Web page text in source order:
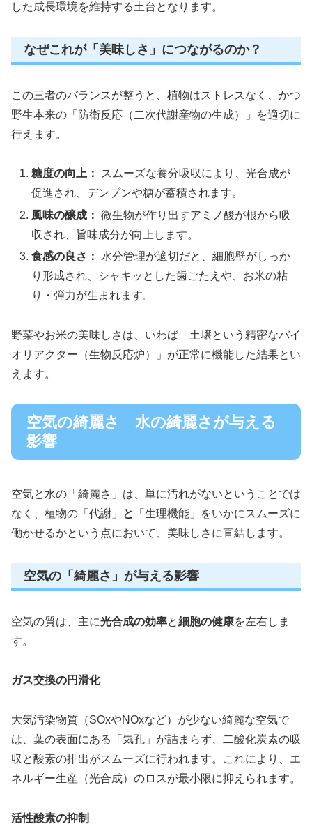
した成長環境を維持する土台となります。
なぜこれが「美味しさ」につながるのか？
この三者のバランスが整うと、植物はストレスなく、かつ
野生本来の「防衛反応（二次代謝産物の生成）」を適切に
行えます。
糖度の向上：
スムーズな養分吸収により、光合成が
促進され、デンプンや糖が蓄積されます。
風味の醸成： 微生物が作り出すアミノ酸が根から吸
収され、旨味成分が向上します。
食感の良さ：
水分管理が適切だと、細胞壁がしっか
り形成され、シャキッとした歯ごたえや、お米の粘
り・弾力が生まれます。
野菜やお米の美味しさは、いわば「土壌という精密なバイ
オリアクター（生物反応炉）」が正常に機能した結果とい
えます。
空気の綺麗さ 水の綺麗さが与える
影響
空気と水の「綺麗さ」は、単に汚れがないということでは
なく、植物の「代謝」
と
「生理機能」をいかにスムーズに
働かせるかという点において、美味しさに直結します。
空気の「綺麗さ」が与える影響
空気の質は、主に光合成の効率と細胞の健康を左右しま
す。
ガス交換の円滑化
大気汚染物質（SOxやNOxなど）が少ない綺麗な空気で
は、葉の表面にある「気孔」が詰まらず、二酸化炭素の吸
収と酸素の排出がスムーズに行われます。これにより、エ
ネルギー生産（光合成）のロスが最小限に抑えられます。
活性酸素の抑制